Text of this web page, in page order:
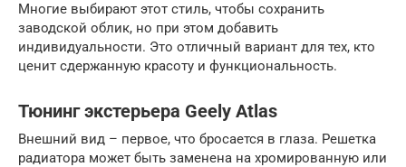
Многие выбирают этот стиль, чтобы сохранить
заводской облик, но при этом добавить
индивидуальности. Это отличный вариант для тех, кто
ценит сдержанную красоту и функциональность.
Тюнинг экстерьера Geely Atlas
Внешний вид – первое, что бросается в глаза. Решетка
радиатора может быть заменена на хромированную или